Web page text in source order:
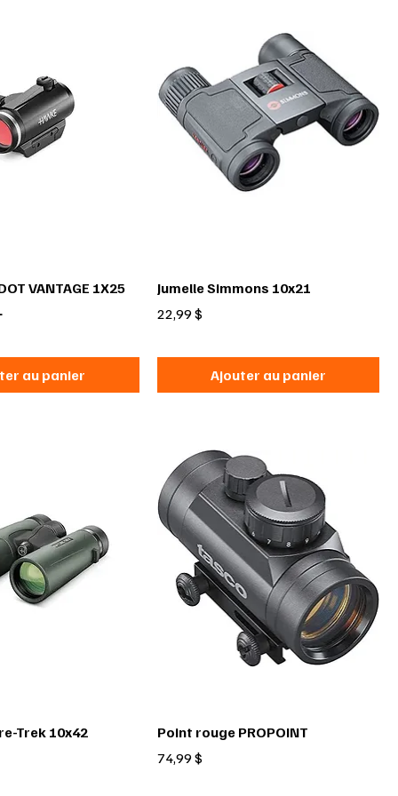
VANTAGE 1X25
au panier
Jumelle Simmons 10x21
Prix
22,99 $
Ajouter au panier
Trek 10x42
Point rouge PROPOINT
Prix
74,99 $